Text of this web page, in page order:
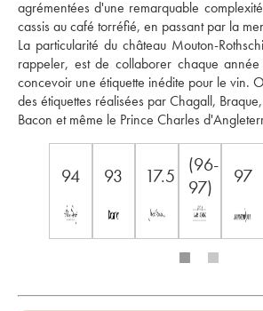
agrémentées d'une remarquable
cassis au café torréfié, en passant par la
La particularité du château Mouton-
rappeler, est de collaborer chaque
concevoir une étiquette inédite pour le vin.
des étiquettes réalisées par Chagall,
Bacon et même le Prince Charles
94 93 17.5
(96-
97)
97